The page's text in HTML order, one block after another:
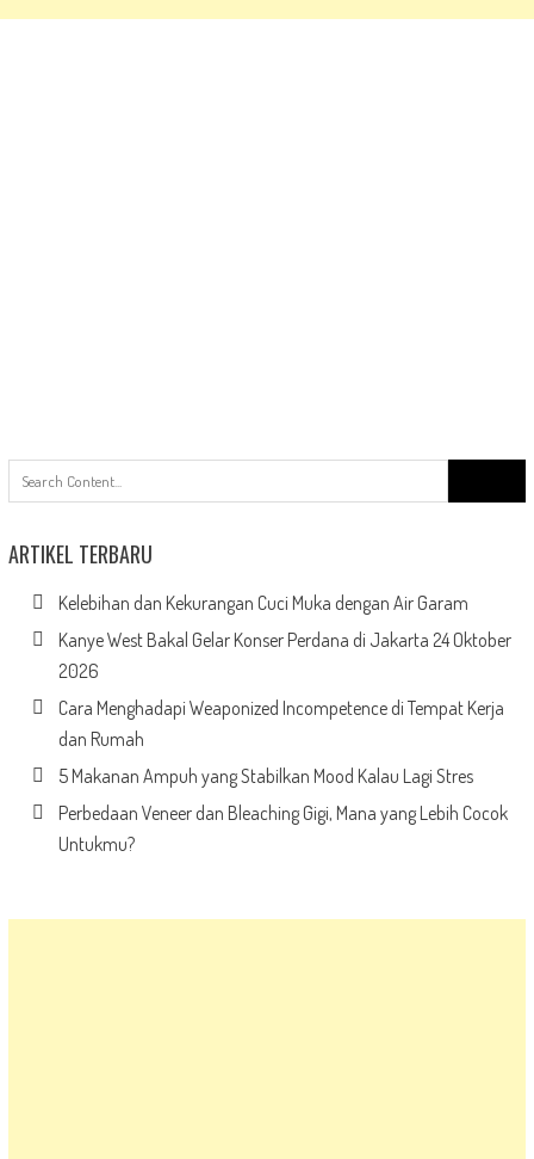
for:
ARTIKEL TERBARU
Kelebihan dan Kekurangan Cuci Muka dengan Air Garam
Kanye West Bakal Gelar Konser Perdana di Jakarta 24 Oktober
2026
Cara Menghadapi Weaponized Incompetence di Tempat Kerja
dan Rumah
5 Makanan Ampuh yang Stabilkan Mood Kalau Lagi Stres
Perbedaan Veneer dan Bleaching Gigi, Mana yang Lebih Cocok
Untukmu?